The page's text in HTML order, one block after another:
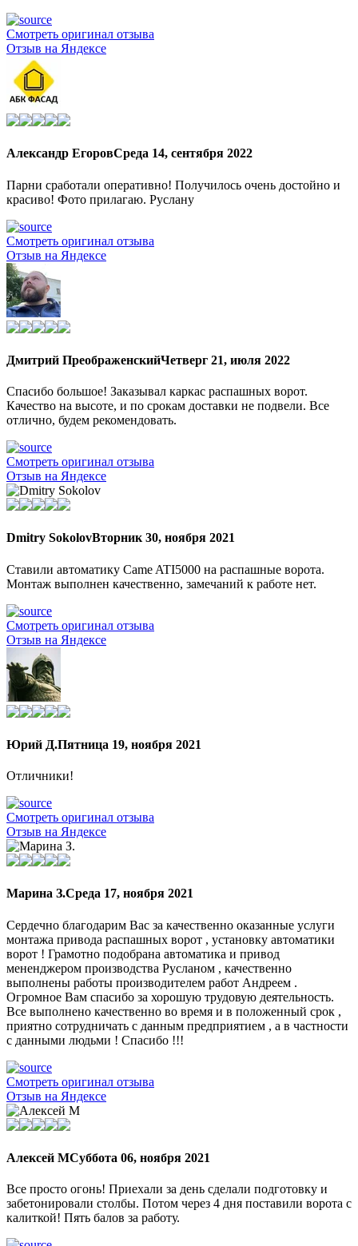
Смотреть оригинал отзыва
Отзыв на Яндексе
Александр ЕгоровСреда 14, сентября 2022
Парни сработали оперативно! Получилось очень достойно и
красиво! Фото прилагаю. Руслану
Смотреть оригинал отзыва
Отзыв на Яндексе
Дмитрий ПреображенскийЧетверг 21, июля 2022
Спасибо большое! Заказывал каркас распашных ворот.
Качество на высоте, и по срокам доставки не подвели. Все
отлично, будем рекомендовать.
Смотреть оригинал отзыва
Отзыв на Яндексе
Dmitry SokolovВторник 30, ноября 2021
Ставили автоматику Came ATI5000 на распашные ворота.
Монтаж выполнен качественно, замечаний к работе нет.
Смотреть оригинал отзыва
Отзыв на Яндексе
Юрий Д.Пятница 19, ноября 2021
Отличники!
Смотреть оригинал отзыва
Отзыв на Яндексе
Марина З.Среда 17, ноября 2021
Сердечно благодарим Вас за качественно оказанные услуги
монтажа привода распашных ворот , установку автоматики
ворот ! Грамотно подобрана автоматика и привод
мененджером производства Русланом , качественно
выполнены работы производителем работ Андреем .
Огромное Вам спасибо за хорошую трудовую деятельность.
Все выполнено качественно во время и в положенный срок ,
приятно сотрудничать с данным предприятием , а в частности
с данными людьми ! Спасибо !!!
Смотреть оригинал отзыва
Отзыв на Яндексе
Алексей МСуббота 06, ноября 2021
Все просто огонь! Приехали за день сделали подготовку и
забетонировали столбы. Потом через 4 дня поставили ворота с
калиткой! Пять балов за работу.